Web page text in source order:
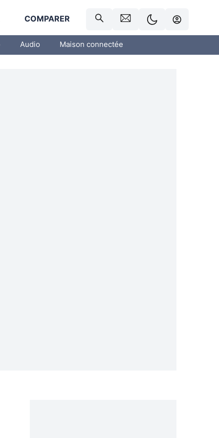
COMPARER
Audio Maison connectée